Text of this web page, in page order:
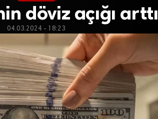
döviz açığı arttı
04.03.2024 - 18:23